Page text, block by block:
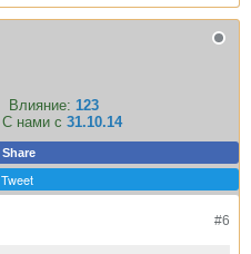
Влияние: 123
С нами с 31.10.14
Share
Tweet
#6